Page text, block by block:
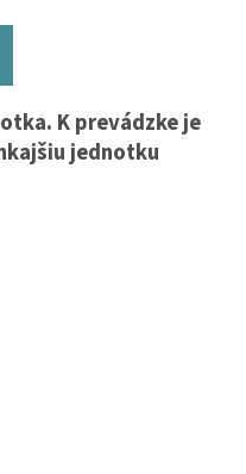
Kprevádzke je
jednotku